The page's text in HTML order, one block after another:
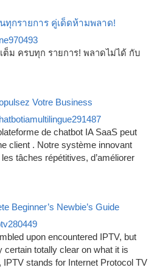
ทุกรายการ คู่เด็ดห้ามพลาด!
ต็ม ครบทุก รายการ! พลาดไม่ได้ กับ
Votre Business
de chatbot IA SaaS peut
client . Notre système innovant
tâches répétitives, d’améliorer
Beginner’s Newbie’s Guide
upon encountered IPTV, but
certain totally clear on what it is
IPTV stands for Internet Protocol TV